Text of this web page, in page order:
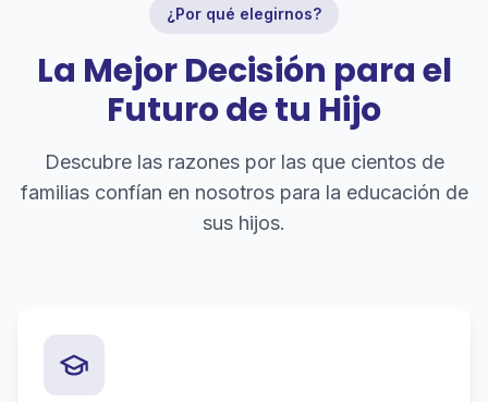
¿Por qué elegirnos?
La Mejor Decisión para el
Futuro de tu Hijo
Descubre las razones por las que cientos de
familias confían en nosotros para la educación de
sus hijos.